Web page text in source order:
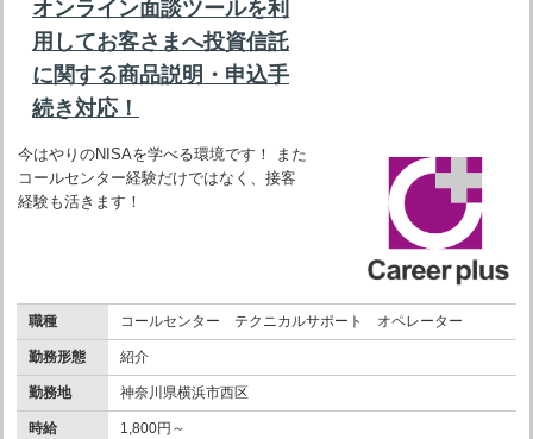
オンライン面談ツールを利
用してお客さまへ投資信託
に関する商品説明・申込手
続き対応！
今はやりのNISAを学べる環境です！ また
コールセンター経験だけではなく、接客
経験も活きます！
職種 コールセンター テクニカルサポート オペレーター
勤務形態 紹介
勤務地 神奈川県横浜市西区
時給 1,800円～